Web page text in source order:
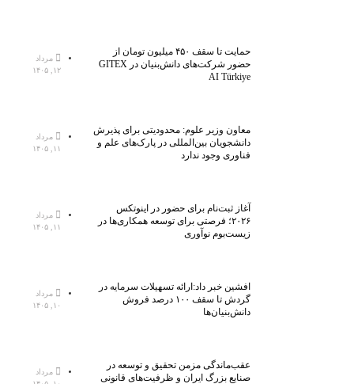
حمایت تا سقف ۴۵۰ میلیون تومان از
حضور شرکت‌های دانش‌بنیان در GITEX
AI Türkiye
مرداد
۱۲, ۱۴۰۵
معاون وزیر علوم: محدودیتی برای پذیرش
دانشجویان بین‌المللی در پارک‌های علم و
فناوری وجود ندارد
مرداد
۱۱, ۱۴۰۵
آغاز ثبت‌نام برای حضور در اینوتکس
۲۰۲۶؛ فرصتی برای توسعه همکاری‌ها در
زیست‌بوم نوآوری
مرداد
۱۱, ۱۴۰۵
افشین خبر داد:ارائه تسهیلات سرمایه در
گردش تا سقف ۱۰۰ درصد فروش
دانش‌بنیان‌ها
مرداد
۱۰, ۱۴۰۵
عقب‌ماندگی مزمن تحقیق و توسعه در
صنایع بزرگ ایران و ظرفیت‌های قانونی
مرداد